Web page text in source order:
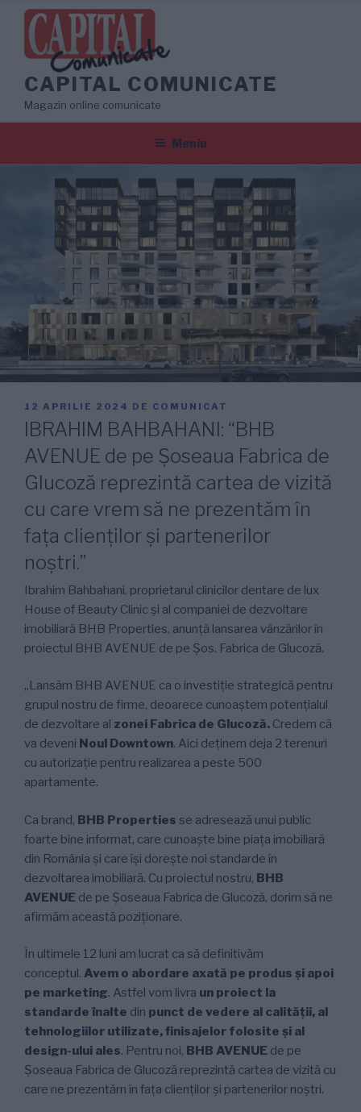
conținut
CAPITAL COMUNICATE
Magazin online comunicate
Meniu
PUBLICAT
PE
12 APRILIE 2024 DE COMUNICAT
IBRAHIM BAHBAHANI: “BHB
AVENUE de pe Șoseaua Fabrica de
Glucoză reprezintă cartea de vizită
cu care vrem să ne prezentăm în
fața clienților și partenerilor
noștri.”
Ibrahim Bahbahani, proprietarul clinicilor dentare de lux
House of Beauty Clinic şi al companiei de dezvoltare
imobiliară BHB Properties, anunță lansarea vânzărilor în
proiectul BHB AVENUE de pe Șos. Fabrica de Glucoză.
„Lansăm BHB AVENUE ca o investiție strategică pentru
grupul nostru de firme, deoarece cunoaștem potențialul
de dezvoltare al zonei Fabrica de Glucoză. Credem că
va deveni Noul Downtown. Aici deținem deja 2 terenuri
cu autorizație pentru realizarea a peste 500
apartamente.
Ca brand, BHB Properties se adresează unui public
foarte bine informat, care cunoaște bine piața imobiliară
din România și care își dorește noi standarde în
dezvoltarea imobiliară. Cu proiectul nostru, BHB
AVENUE de pe Șoseaua Fabrica de Glucoză, dorim să ne
afirmăm această poziționare.
În ultimele 12 luni am lucrat ca să definitivăm
conceptul. Avem o abordare axată pe produs și apoi
pe marketing. Astfel vom livra un proiect la
standarde înalte din punct de vedere al calității, al
tehnologiilor utilizate, finisajelor folosite și al
design-ului ales. Pentru noi, BHB AVENUE de pe
Șoseaua Fabrica de Glucoză reprezintă cartea de vizită cu
care ne prezentăm în fața clienților și partenerilor noștri.